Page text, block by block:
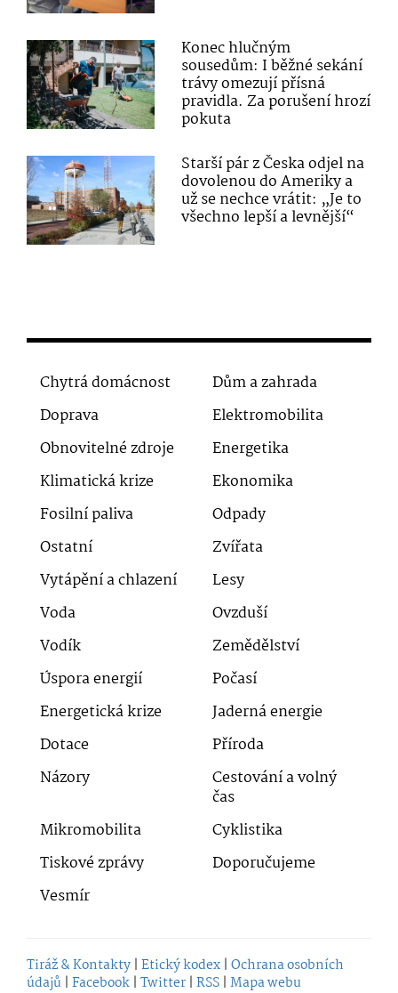
Konec hlučným
sousedům: I běžné sekání
trávy omezují přísná
pravidla. Za porušení hrozí
pokuta
Starší pár z Česka odjel na
dovolenou do Ameriky a
už se nechce vrátit: „Je to
všechno lepší a levnější“
Chytrá domácnost
Dům a zahrada
Doprava
Elektromobilita
Obnovitelné zdroje
Energetika
Klimatická krize
Ekonomika
Fosilní paliva
Odpady
Ostatní
Zvířata
Vytápění a chlazení
Lesy
Voda
Ovzduší
Vodík
Zemědělství
Úspora energií
Počasí
Energetická krize
Jaderná energie
Dotace
Příroda
Názory
Cestování a volný
čas
Mikromobilita
Cyklistika
Tiskové zprávy
Doporučujeme
Vesmír
Tiráž & Kontakty | Etický kodex | Ochrana osobních
údajů | Facebook | Twitter | RSS | Mapa webu